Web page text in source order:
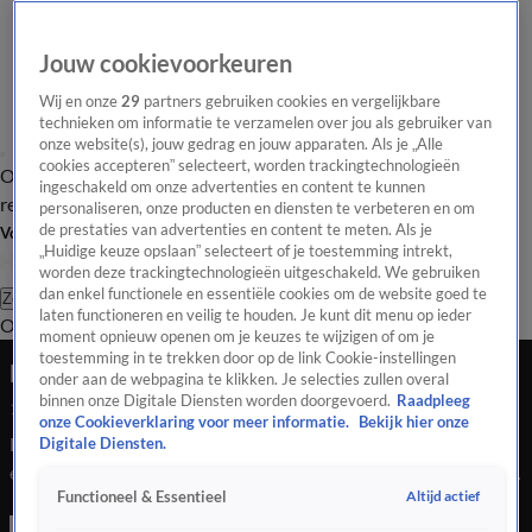
Overzicht Laatste nieuws Regionieuws Het beste van Hart
Tip de
redactie
Volg Hart van Nederland
Zoeken
OverzichtRegioUitzendingenWeerTip de redactiePanelVideo's
Dode bij schietincident in Vaals
15 mei 2026, 07:34
Bij een schietpartij op de Parklaan in het Limburgse Vaals is
een persoon overleden. Het gaat om een 27-jarige man uit de
gemeente Vaals. Dat meldt de politie op X. In een verklaring
Jouw cookievoorkeuren
Wij en onze29 partners gebruiken cookies en vergelijkbare
technieken om informatie te verzamelen over jou als gebruiker van
onze website(s), jouw gedrag en jouw apparaten. Als je „Alle
cookies accepteren” selecteert, worden trackingtechnologieën
ingeschakeld om onze advertenties en content te kunnen
personaliseren, onze producten en diensten te verbeteren en om
de prestaties van advertenties en content te meten. Als je
„Huidige keuze opslaan” selecteert of je toestemming intrekt,
worden deze trackingtechnologieën uitgeschakeld. We gebruiken
dan enkel functionele en essentiële cookies om de website goed te
laten functioneren en veilig te houden. Je kunt dit menu op ieder
moment opnieuw openen om je keuzes te wijzigen of om je
toestemming in te trekken door op de link Cookie-instellingen
onder aan de webpagina te klikken. Je selecties zullen overal
binnen onze Digitale Diensten worden doorgevoerd. Raadpleeg
onze Cookieverklaring voor meer informatie.
Bekijk hier onze
Digitale Diensten.
Functioneel & Essentieel Altijd actief